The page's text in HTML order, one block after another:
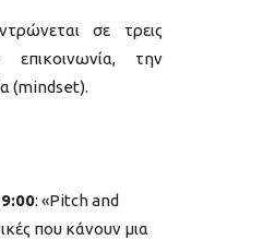
σε τρεις
επικοινωνία, την
(mindset).
: «Pitch and
που κάνουν μια